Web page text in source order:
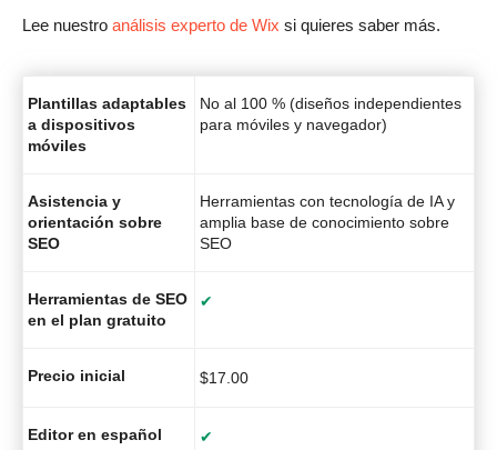
Lee nuestro análisis experto de Wix si quieres saber más.
Plantillas adaptables
a dispositivos
móviles
No al 100 % (diseños independientes
para móviles y navegador)
Asistencia y
orientación sobre
SEO
Herramientas con tecnología de IA y
amplia base de conocimiento sobre
SEO
Herramientas de SEO
en el plan gratuito
✔
Precio inicial $17.00
Editor en español ✔